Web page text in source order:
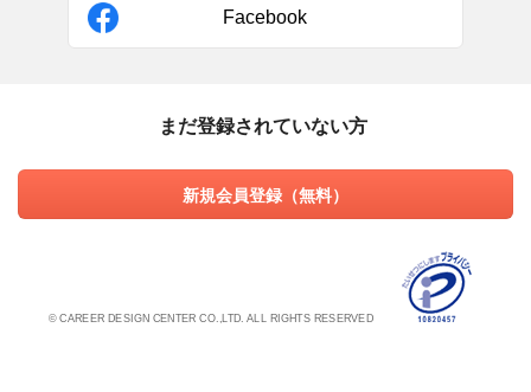
Facebook
まだ登録されていない方
新規会員登録（無料）
© CAREER DESIGN CENTER CO.,LTD. ALL RIGHTS RESERVED